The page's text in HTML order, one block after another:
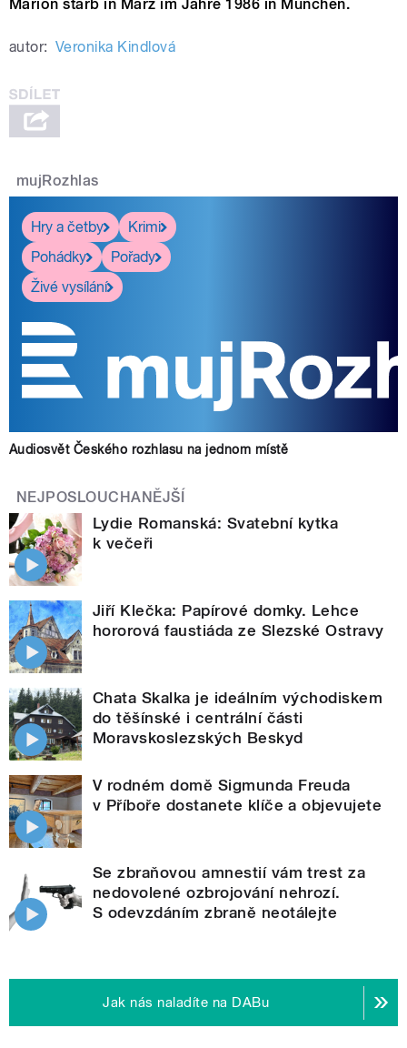
Marion starb in März im Jahre 1986 in München.
autor: Veronika Kindlová
mujRozhlas
Hry a četby
Krimi
Pohádky
Pořady
Živé vysílání
Audiosvět Českého rozhlasu na jednom místě
NEJPOSLOUCHANĚJŠÍ
Lydie Romanská: Svatební kytka
k večeři
Jiří Klečka: Papírové domky. Lehce
hororová faustiáda ze Slezské Ostravy
Chata Skalka je ideálním východiskem
do těšínské i centrální části
Moravskoslezských Beskyd
V rodném domě Sigmunda Freuda
v Příboře dostanete klíče a objevujete
Se zbraňovou amnestií vám trest za
nedovolené ozbrojování nehrozí.
S odevzdáním zbraně neotálejte
Jak nás naladíte na DABu